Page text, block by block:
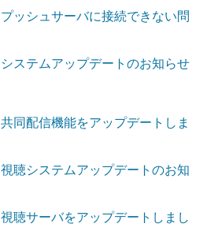
プッシュサーバに接続できない問
システムアップデートのお知らせ
共同配信機能をアップデートしま
視聴システムアップデートのお知
視聴サーバをアップデートしまし